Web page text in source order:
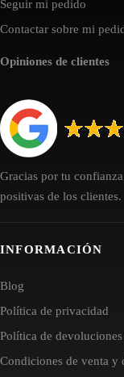
Seguir mi pedido
Contactar sobre mi
Opiniones de clientes
Gracias por tu
positivas de los clientes.
INFORMACIÓN
Blog
Política de privacidad
Política de
Condiciones de venta y